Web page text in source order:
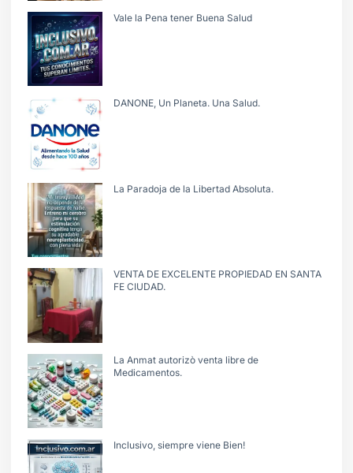
Vale la Pena tener Buena Salud
DANONE, Un Planeta. Una Salud.
La Paradoja de la Libertad Absoluta.
VENTA DE EXCELENTE PROPIEDAD EN SANTA
FE CIUDAD.
La Anmat autorizò venta libre de
Medicamentos.
Inclusivo, siempre viene Bien!